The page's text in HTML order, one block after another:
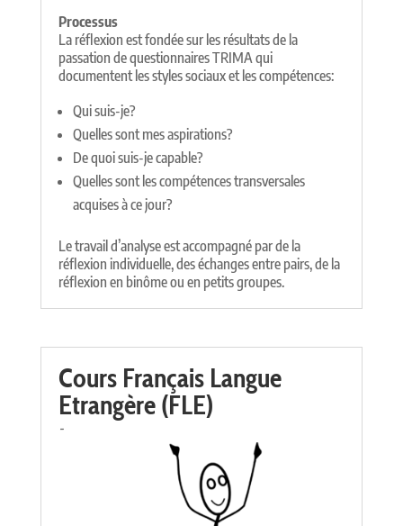
Processus
La réflexion est fondée sur les résultats de la
passation de questionnaires TRIMA qui
documentent les styles sociaux et les compétences:
Qui suis-je?
Quelles sont mes aspirations?
De quoi suis-je capable?
Quelles sont les compétences transversales
acquises à ce jour?
Le travail d’analyse est accompagné par de la
réflexion individuelle, des échanges entre pairs, de la
réflexion en binôme ou en petits groupes.
Cours Français Langue
Etrangère (FLE)
-